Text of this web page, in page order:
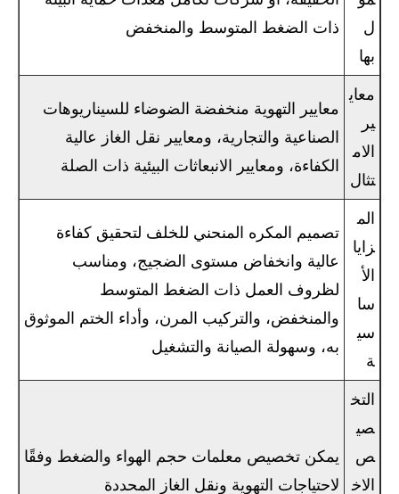
ل
بها
ذات الضغط المتوسط ​​والمنخفض
معاي
ير
الام
تثال
معايير التهوية منخفضة الضوضاء للسيناريوهات
الصناعية والتجارية، ومعايير نقل الغاز عالية
الكفاءة، ومعايير الانبعاثات البيئية ذات الصلة
الم
زايا
الأ
سا
سي
ة
تصميم المكره المنحني للخلف لتحقيق كفاءة
عالية وانخفاض مستوى الضجيج، ومناسب
لظروف العمل ذات الضغط المتوسط ​​
والمنخفض، والتركيب المرن، وأداء الختم الموثوق
به، وسهولة الصيانة والتشغيل
التخ
صي
ص
الاخ
يمكن تخصيص معلمات حجم الهواء والضغط وفقًا
لاحتياجات التهوية ونقل الغاز المحددة